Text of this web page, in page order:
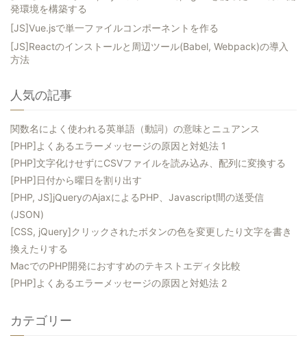
発環境を構築する
[JS]Vue.jsで単一ファイルコンポーネントを作る
[JS]Reactのインストールと周辺ツール(Babel, Webpack)の導入
方法
人気の記事
関数名によく使われる英単語（動詞）の意味とニュアンス
[PHP]よくあるエラーメッセージの原因と対処法 1
[PHP]文字化けせずにCSVファイルを読み込み、配列に変換する
[PHP]日付から曜日を割り出す
[PHP, JS]jQueryのAjaxによるPHP、Javascript間の送受信
(JSON)
[CSS, jQuery]クリックされたボタンの色を変更したり文字を書き
換えたりする
MacでのPHP開発におすすめのテキストエディタ比較
[PHP]よくあるエラーメッセージの原因と対処法 2
カテゴリー